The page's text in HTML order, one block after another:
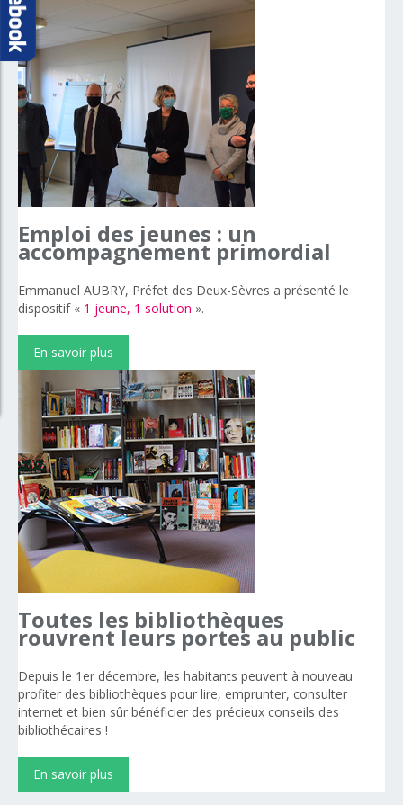
Emploi des jeunes : un
accompagnement primordial
Emmanuel AUBRY, Préfet des Deux-Sèvres a présenté le
dispositif « 1 jeune, 1 solution ».
En savoir plus
Toutes les bibliothèques
rouvrentleurs portesau public
Depuis le 1er décembre, les habitants peuvent à nouveau
profiter des bibliothèques pour lire, emprunter, consulter
internet et bien sûr bénéficier des précieux conseils des
bibliothécaires !
En savoir plus